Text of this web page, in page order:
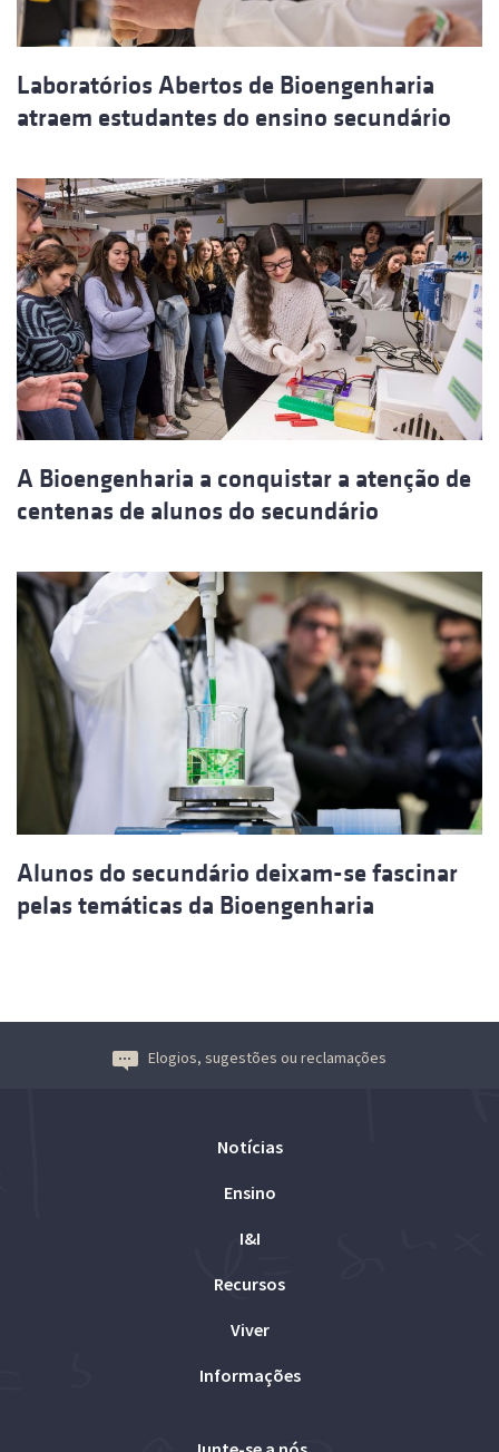
Laboratórios Abertos de Bioengenharia
atraem estudantes do ensino secundário
A Bioengenharia a conquistar a atenção de
centenas de alunos do secundário
Alunos do secundário deixam-se fascinar
pelas temáticas da Bioengenharia
Elogios, sugestões ou reclamações
Notícias
Ensino
I&I
Recursos
Viver
Informações